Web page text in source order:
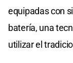
equipadas con
batería, una
utilizar el